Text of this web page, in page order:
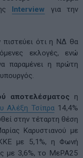
Interview για την
ότι η ΝΔ θα
εκλογές, ενώ
παραμένει η πρώτη
αποτελέσματος η
Αλέξη Τσίπρα14,4%
στην τέταρτη θέση
Καρυστιανού με
με 5,1%, η Φωνή
με 3,6%, το ΜεΡΑ25